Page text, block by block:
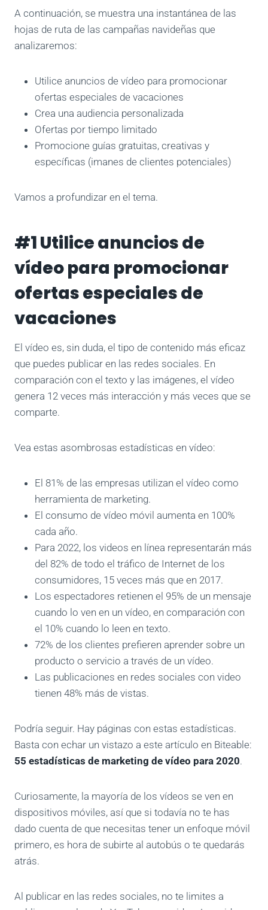
A continuación, se muestra una instantánea de las
hojas de ruta de las campañas navideñas que
analizaremos:
Utilice anuncios de vídeo para promocionar
ofertas especiales de vacaciones
Crea una audiencia personalizada
Ofertas por tiempo limitado
Promocione guías gratuitas, creativas y
específicas (imanes de clientes potenciales)
Vamos a profundizar en el tema.
#1 Utilice anuncios de
vídeo para promocionar
ofertas especiales de
vacaciones
El vídeo es, sin duda, el tipo de contenido más eficaz
que puedes publicar en las redes sociales. En
comparación con el texto y las imágenes, el vídeo
genera 12 veces más interacción y más veces que se
comparte.
Vea estas asombrosas estadísticas en vídeo:
El 81% de las empresas utilizan el vídeo como
herramienta de marketing.
El consumo de vídeo móvil aumenta en 100%
cada año.
Para 2022, los videos en línea representarán más
del 82% de todo el tráfico de Internet de los
consumidores, 15 veces más que en 2017.
Los espectadores retienen el 95% de un mensaje
cuando lo ven en un vídeo, en comparación con
el 10% cuando lo leen en texto.
72% de los clientes prefieren aprender sobre un
producto o servicio a través de un vídeo.
Las publicaciones en redes sociales con video
tienen 48% más de vistas.
Podría seguir. Hay páginas con estas estadísticas.
Basta con echar un vistazo a este artículo en Biteable:
55 estadísticas de marketing de vídeo para 2020.
Curiosamente, la mayoría de los vídeos se ven en
dispositivos móviles, así que si todavía no te has
dado cuenta de que necesitas tener un enfoque móvil
primero, es hora de subirte al autobús o te quedarás
atrás.
Al publicar en las redes sociales, no te limites a